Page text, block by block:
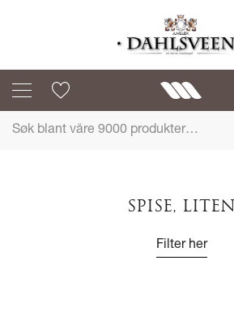
SPISE, LITEN
Filter her